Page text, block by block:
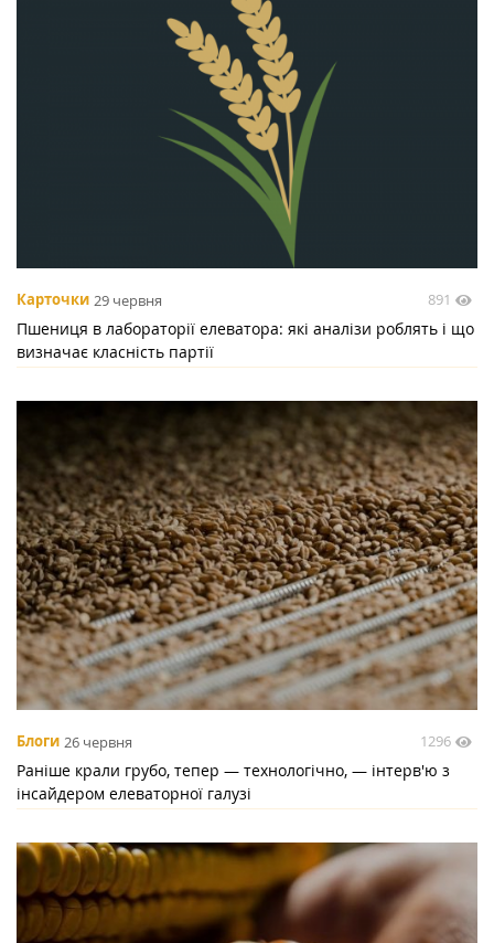
Карточки 29 червня 891
Пшениця в лабораторії елеватора: які аналізи роблять і що
визначає класність партії
Блоги 26 червня 1296
Раніше крали грубо, тепер — технологічно, — інтерв'ю з
інсайдером елеваторної галузі